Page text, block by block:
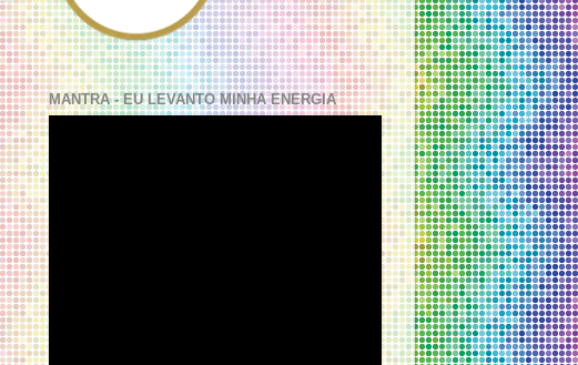
MANTRA - EU LEVANTO MINHA ENERGIA